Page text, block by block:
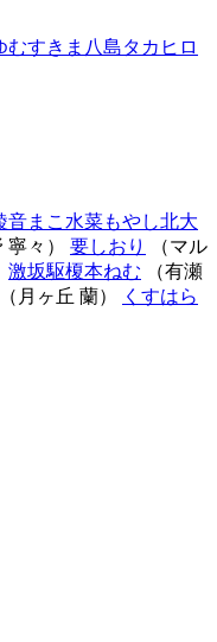
むすきま 八島タカヒロ
音まこ 水菜もやし北大
寧々） 要しおり
（マル
激坂駆榎本ねむ （有瀬
（月ヶ丘 蘭）
くすはら